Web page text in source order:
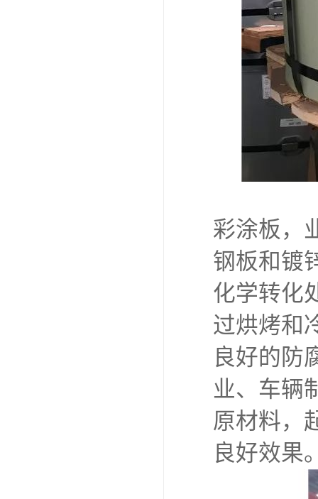
彩涂板，
钢板和镀
化学转化
过烘烤和
良好的防
业、车辆
原材料，
良好效果